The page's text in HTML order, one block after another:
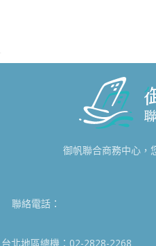
御帆聯合商務中心，
聯絡電話：
台北地區總機：02-2828-2268